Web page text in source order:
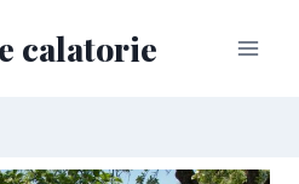
calatorie